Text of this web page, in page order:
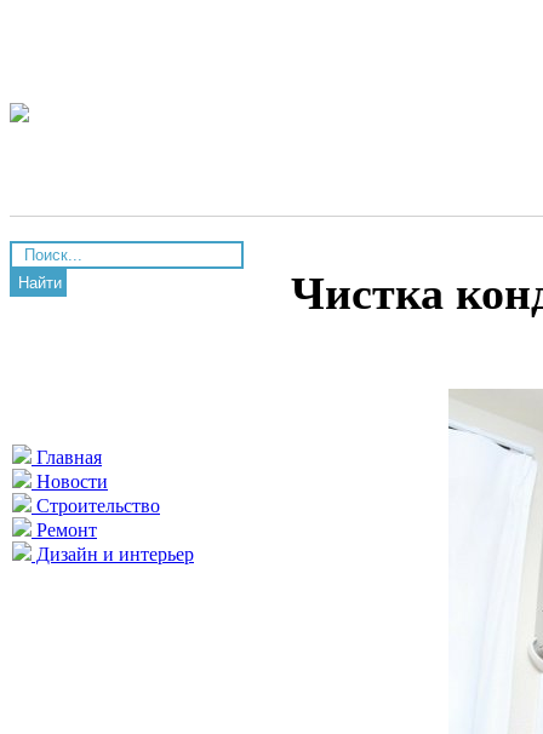
Найти
Главная
Новости
Строительство
Ремонт
Дизайн и интерьер
Чистка